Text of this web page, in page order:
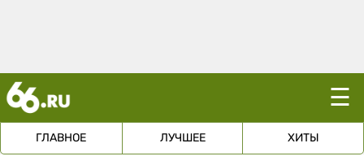
☰
ГЛАВНОЕ ЛУЧШЕЕ ХИТЫ